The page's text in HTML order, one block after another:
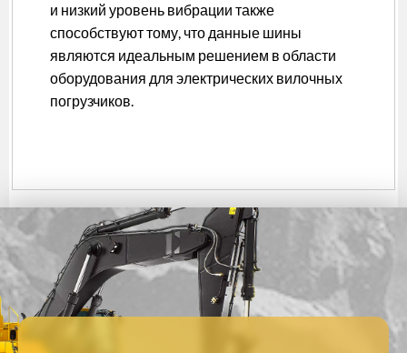
и низкий уровень вибрации также
способствуют тому, что данные шины
являются идеальным решением в области
оборудования для электрических вилочных
погрузчиков.